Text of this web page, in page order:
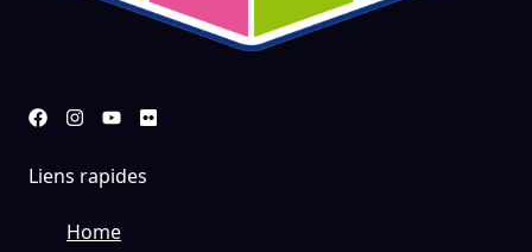
Liens rapides
Home